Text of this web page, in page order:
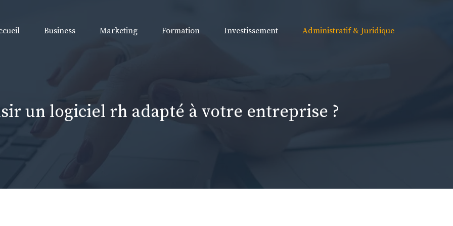
Business Marketing Formation Investissement Administratif & Juridique
un logiciel rh adapté à votre entreprise ?